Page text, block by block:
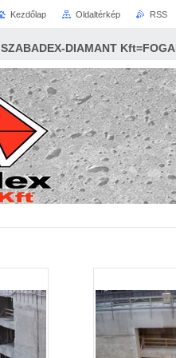
SZABADEX-DIAMANT
Kezdőlap Oldaltérkép RSS